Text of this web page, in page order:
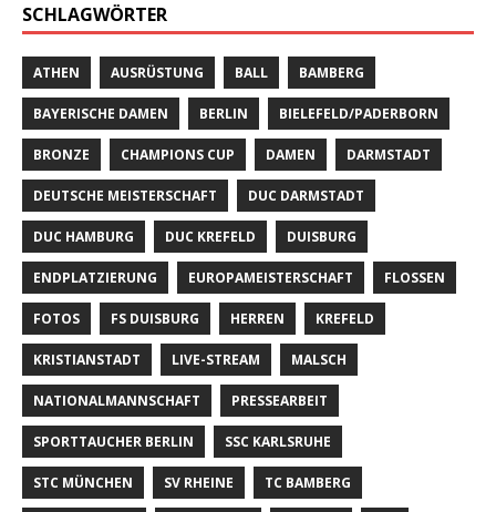
SCHLAGWÖRTER
ATHEN AUSRÜSTUNG BALL BAMBERG
BAYERISCHE DAMEN BERLIN BIELEFELD/PADERBORN
BRONZE CHAMPIONS CUP DAMEN DARMSTADT
DEUTSCHE MEISTERSCHAFT DUC DARMSTADT
DUC HAMBURG DUC KREFELD DUISBURG
ENDPLATZIERUNG EUROPAMEISTERSCHAFT FLOSSEN
FOTOS FS DUISBURG HERREN KREFELD
KRISTIANSTADT LIVE-STREAM MALSCH
NATIONALMANNSCHAFT PRESSEARBEIT
SPORTTAUCHER BERLIN SSC KARLSRUHE
STC MÜNCHEN SV RHEINE TC BAMBERG